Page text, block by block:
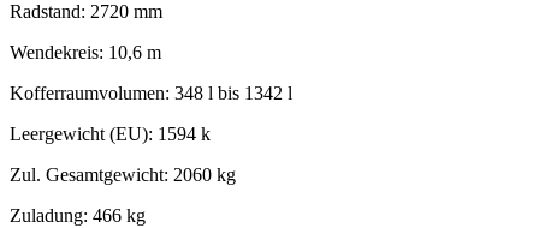
Radstand: 2720 mm
Wendekreis: 10,6 m
Kofferraumvolumen: 348 l bis 1342 l
Leergewicht (EU): 1594 k
Zul. Gesamtgewicht: 2060 kg
Zuladung: 466 kg